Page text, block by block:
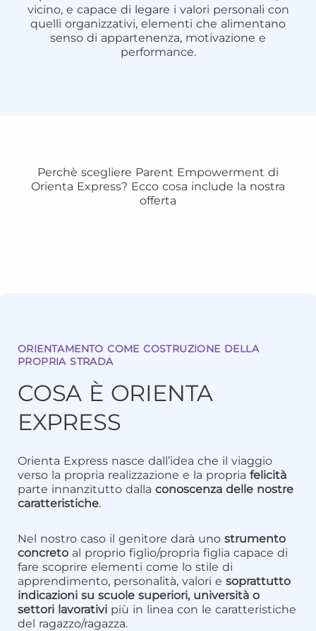
vicino, e capace di legare i valori personali con
quelli organizzativi, elementi che alimentano
senso di appartenenza, motivazione e
performance.
Perchè scegliere Parent Empowerment di
Orienta Express? Ecco cosa include la nostra
offerta
ORIENTAMENTO COME COSTRUZIONE DELLA
PROPRIA STRADA
COSA È ORIENTA
EXPRESS
Orienta Express nasce dall’idea che il viaggio
verso la propria realizzazione e la propria felicità
parte innanzitutto dalla conoscenza delle nostre
caratteristiche.
Nel nostro caso il genitore darà uno strumento
concreto al proprio figlio/propria figlia capace di
fare scoprire elementi come lo stile di
apprendimento, personalità, valori e soprattutto
indicazioni su scuole superiori, università o
settori lavorativi più in linea con le caratteristiche
del ragazzo/ragazza.